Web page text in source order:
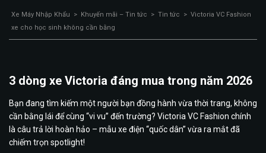
Xe Máy Nhập Khẩu > Khuyến mãi – Tin tức > Tin tức > Victoria VC Fashion
xe cho học sinh không cần bằng
3 dòng xe Victoria đáng mua trong năm 2026
Bạn đang tìm kiếm một người bạn đồng hành vừa thời trang, không
cần bằng lái để cùng “vi vu” đến trường? Victoria VC Fashion chính
là câu trả lời hoàn hảo – mẫu xe điện “quốc dân” vừa ra mắt đã
chiếm trọn spotlight!